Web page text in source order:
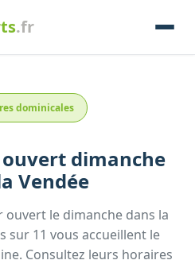
.fr
dominicales
ouvert dimanche
Vendée
ouvert le dimanche dans la
sur 11 vous accueillent le
Consultez leurs horaires